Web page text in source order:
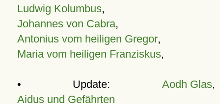
Ludwig Kolumbus,
Johannes von Cabra,
Antonius vom heiligen Gregor,
Maria vom heiligen Franziskus,
• Update: Aodh Glas,
Aidus und Gefährten